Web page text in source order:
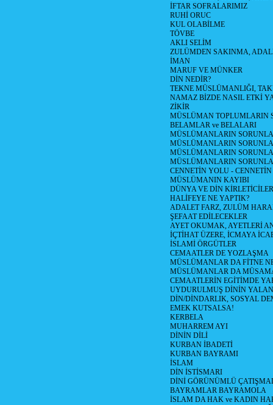
İFTAR SOFRALARIMIZ
RUHİ ORUC
KUL OLABİLME
TÖVBE
AKLI SELİM
ZULÜMDEN SAKINMA,
İMAN
MARUF VE MÜNKER
DİN NEDİR?
TEKNE MÜSLÜMANLIĞI,
NAMAZ BİZDE NASIL ETKİ
ZİKİR
MÜSLÜMAN TOPLUMLARIN
BELAMLAR ve BELALARI
MÜSLÜMANLARIN
MÜSLÜMANLARIN
MÜSLÜMANLARIN
MÜSLÜMANLARIN
CENNETİN YOLU -
MÜSLÜMANIN KAYIBI
DÜNYA VE DİN
HALİFEYE NE YAPTIK?
ADALET FARZ, ZULÜM
ŞEFAAT EDİLECEKLER
AYET OKUMAK, AYETLERİ
İÇTİHAT ÜZERE, İCMAYA
İSLAMİ ÖRGÜTLER
CEMAATLER DE YOZLAŞMA
MÜSLÜMANLAR DA FİTNE
MÜSLÜMANLAR DA
CEMAATLERİN EGİTİMDE
UYDURULMUŞ DİNİN
DİN/DİNDARLIK, SOSYAL
EMEK KUTSALSA!
KERBELA
MUHARREM AYI
DİNİN DİLİ
KURBAN İBADETİ
KURBAN BAYRAMI
İSLAM
DİN İSTİSMARI
DİNİ GÖRÜNÜMLÜ
BAYRAMLAR BAYRAMOLA
İSLAM DA HAK ve KADIN